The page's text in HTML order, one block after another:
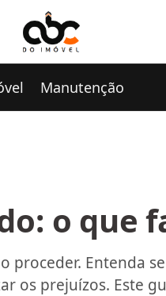
Manutenção
o que
proceder. Entenda
os prejuízos. Este